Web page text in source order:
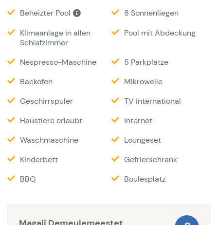
Das Grundstück liegt an einer kleinen Straße nur für
sich eine Terrasse mit schönen Lounge Möbeln aus
schauen Sie auf einen prächtigen Olivenbaum, der
am Abend schön beleuchtet werden kann. Sie
haben auch Aussicht auf das neue lange
scheinen. Auf Wunsch kann der Pool beheizt
werden, ideal für die etwas kühleren Jahreszeiten.
Der Pool ist mit einem Alarmsystem und
abends eintauchen kann. Sitzecken und
unter anderem auch am großen Holzgartentisch mit
Beheizter Pool
8 Sonnenliegen
Klimaanlage in allen
Schlafzimmer
Pool mit Abdeckung
Nespresso-Maschine
5 Parkplätze
Backofen
Mikrowelle
Geschirrspüler
TV international
Haustiere erlaubt
Internet
Waschmaschine
Loungeset
Kinderbett
Gefrierschrank
BBQ
Boulesplatz